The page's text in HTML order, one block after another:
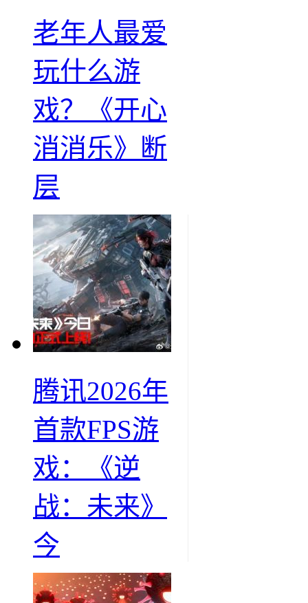
老年人最爱
玩什么游
戏？《开心
消消乐》断
层
腾讯2026年
首款FPS游
戏：《逆
战：未来》
今